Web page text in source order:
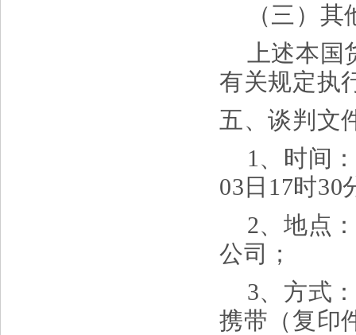
（三）
上述本国
有关规定执
五、谈判文
1、时间
03 日 17时30
2、地点
公司；
3、方式
携带（复印